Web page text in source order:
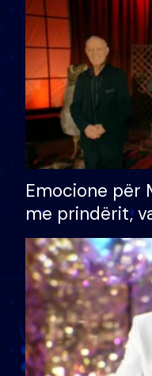
të fituar
Emocione për
me prindërit,
divorci apo jo?